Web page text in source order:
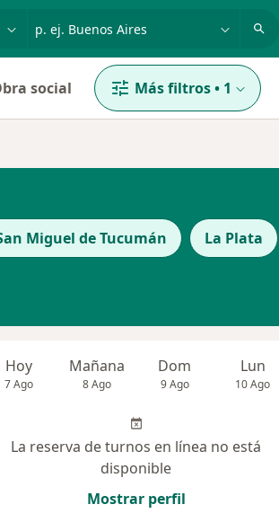
social Más filtros• 1
Miguel de Tucumán La Plata
Hoy
7 Ago
Mañana
8 Ago
Dom
9 Ago
Lun
10 Ago
La reserva de turnos en línea no está
disponible
Mostrar perfil